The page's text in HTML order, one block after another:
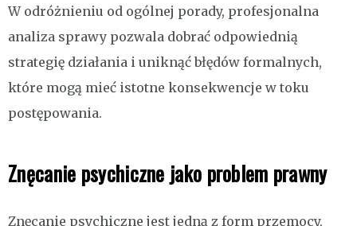
W odróżnieniu od ogólnej porady, profesjonalna
analiza sprawy pozwala dobrać odpowiednią
strategię działania i uniknąć błędów formalnych,
które mogą mieć istotne konsekwencje w toku
postępowania.
Znęcanie psychiczne jako problem prawny
Znęcanie psychiczne jest jedną z form przemocy,